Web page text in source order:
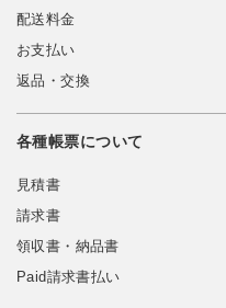
配送料金
お支払い
返品・交換
各種帳票について
見積書
請求書
領収書・納品書
Paid請求書払い